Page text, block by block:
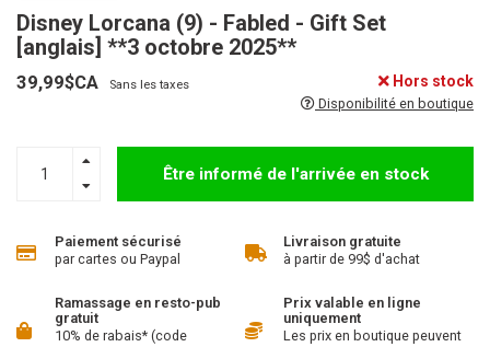
Disney Lorcana (9) - Fabled - Gift Set
[anglais] **3 octobre 2025**
39,99$CA Sans les taxes Hors stock
Disponibilité en boutique
Être informé de l'arrivée en stock
Paiement sécurisé
par cartes ou Paypal
Livraison gratuite
à partir de 99$ d'achat
Ramassage en resto-pub
gratuit
10% de rabais* (code
Prix valable en ligne
uniquement
Les prix en boutique peuvent